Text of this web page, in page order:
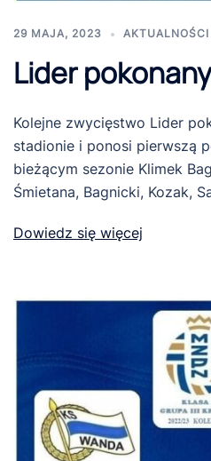
29 MAJA, 2023 AKTUALNOŚCI
Lider
Kolejne zwycięstwo Lider
stadionie i ponosi pierwszą
bieżącym sezonie Klimek
Śmietana, Bagnicki, Kozak,
Dowiedz się więcej